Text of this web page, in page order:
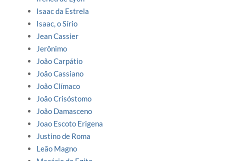
Isaac da Estrela
Isaac, o Sírio
Jean Cassier
Jerônimo
João Carpátio
João Cassiano
João Clímaco
João Crisóstomo
João Damasceno
Joao Escoto Erigena
Justino de Roma
Leão Magno